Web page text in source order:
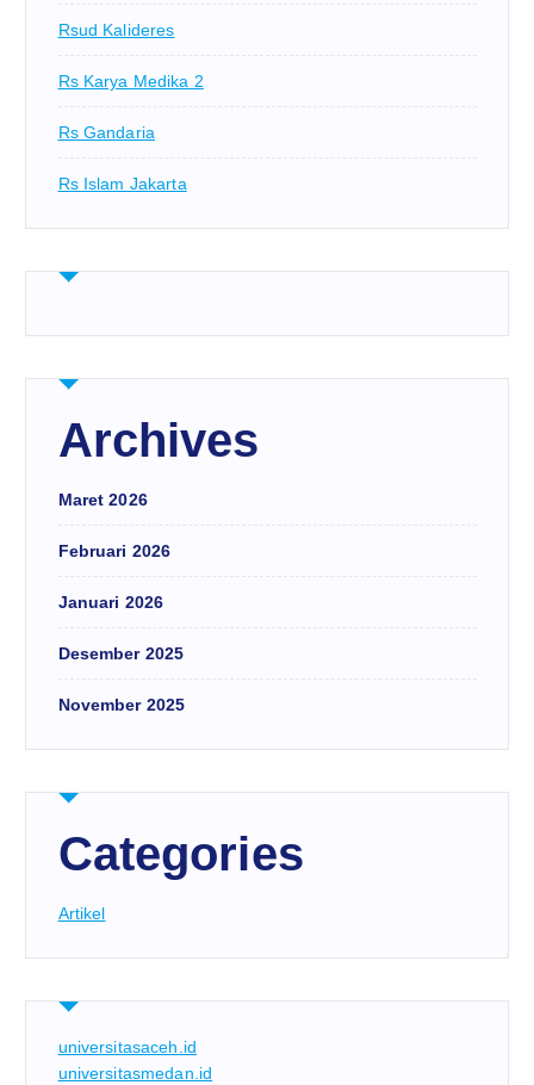
Rsud Kalideres
Rs Karya Medika 2
Rs Gandaria
Rs Islam Jakarta
Archives
Maret 2026
Februari 2026
Januari 2026
Desember 2025
November 2025
Categories
Artikel
universitasaceh.id
universitasmedan.id